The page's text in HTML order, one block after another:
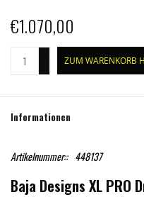
€1.070,00
ZUM WARENKORB
Informationen
Artikelnummer:: 448137
Baja Designs XL PRO